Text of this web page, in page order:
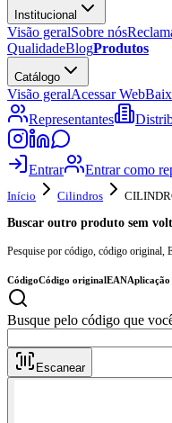
Institucional
Visão geralSobre nós
QualidadeBlogProdutos
Catálogo
Visão geralAcessar Web
Representantes
Entrar Entrar como
Início Cilindros
Buscar outro produto sem
Pesquise por código, código original,
CódigoCódigo originalEANAplicação
Busque pelo código que
Escanear